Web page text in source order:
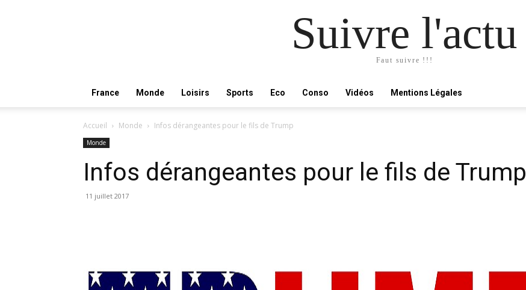
Suivre l'actu
Faut suivre !!!
France Monde Loisirs Sports Eco Conso Vidéos Mentions Légales
Accueil Monde Infos dérangeantes pour le fils de Trump
Monde
Infos dérangeantes pour le fils de Trump
11 juillet 2017